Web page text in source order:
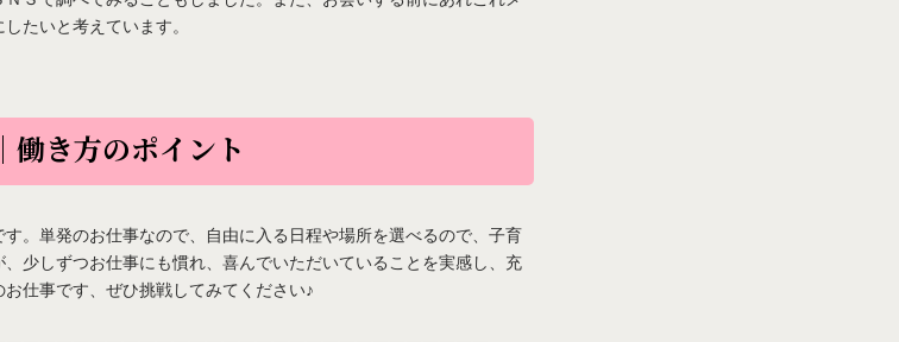
たいと考えています。
働き方のポイント
。単発のお仕事なので、自由に入る日程や場所を選べるので、子育
少しずつお仕事にも慣れ、喜んでいただいていることを実感し、充
仕事です、ぜひ挑戦してみてください♪